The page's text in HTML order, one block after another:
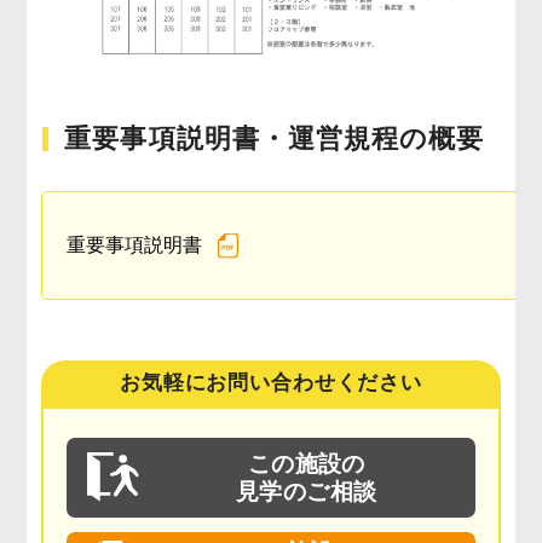
重要事項説明書・運営規程の概要
重要事項説明書
お気軽にお問い合わせください
この施設の
見学のご相談